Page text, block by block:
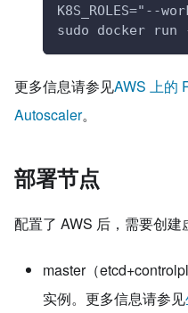
K8S_ROLES="--
sudo docker run
更多信息请参见AWS 上的
Autoscaler。
部署节点
配置了 AWS 后，需要创建
master（
实例。更多信息请参见